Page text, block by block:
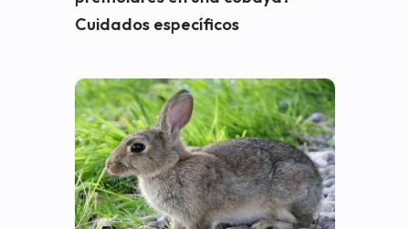
Cuidados específicos